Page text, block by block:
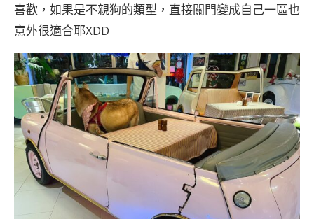
喜歡，如果是不親狗的類型，直接關門變成自己一區也
意外很適合耶XDD